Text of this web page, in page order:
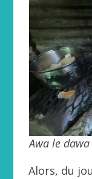
Awa le
Alors, du